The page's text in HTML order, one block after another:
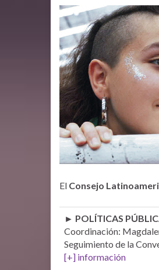
El Consejo
► POLÍTICAS
Coordinación:
Seguimiento de la
[+] información